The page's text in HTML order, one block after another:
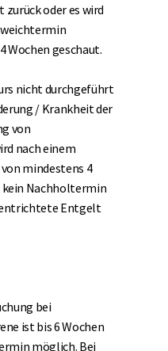
oder es wird
Wochen geschaut.
nicht durchgeführt
/ Krankheit der
von
nach einem
mindestens 4
kein Nachholtermin
entrichtete Entgelt
bei
ist bis 6 Wochen
möglich. Bei